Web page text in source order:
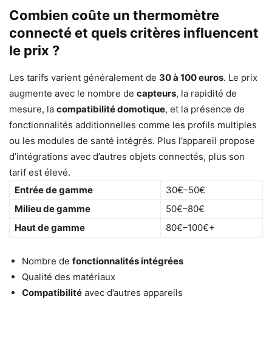
Combien coûte un thermomètre
connecté et quels critères influencent
le prix ?
Les tarifs varient généralement de 30 à 100 euros. Le prix
augmente avec le nombre de capteurs, la rapidité de
mesure, la compatibilité domotique, et la présence de
fonctionnalités additionnelles comme les profils multiples
ou les modules de santé intégrés. Plus l’appareil propose
d’intégrations avec d’autres objets connectés, plus son
tarif est élevé.
Entrée de gamme
30€–50€
Milieu de gamme
50€–80€
Haut de gamme
80€–100€+
Nombre de fonctionnalités intégrées
Qualité des matériaux
Compatibilité avec d’autres appareils